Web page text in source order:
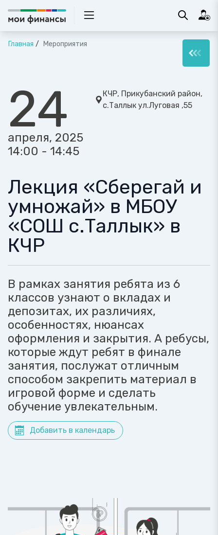
Главная Мероприятия
24
апреля, 2025
14:00 - 14:45
КЧР, Прикубанский район,
с.Таллык ул.Луговая ,55
Лекция «Сберегай и
умножай» в МБОУ
«СОШ с.Таллык» в
КЧР
В рамках занятия ребята из 6
классов узнают о вкладах и
депозитах, их различиях,
особенностях, нюансах
оформления и закрытия. А ребусы,
которые ждут ребят в финале
занятия, послужат отличным
способом закрепить материал в
игровой форме и сделать
обучение увлекательным.
Добавить в календарь